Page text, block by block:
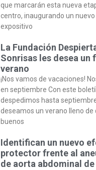
que marcarán esta nueva
centro, inaugurando un
expositivo
La Fundación
Sonrisas les desea un
verano
¡Nos vamos de vacaciones!
en septiembre Con este
despedimos hasta
deseamos un verano lleno de
buenos
Identifican un nuevo
protector frente al
de aorta abdominal de